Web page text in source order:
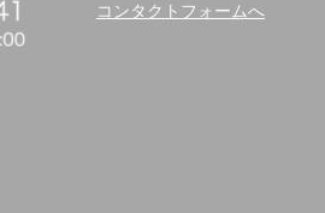
コンタクトフォームへ